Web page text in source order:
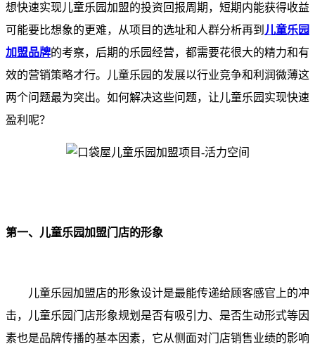
想快速实现儿童乐园加盟的投资回报周期，短期内能获得收益
可能要比想象的更难，从项目的选址和人群分析再到 儿童乐园
加盟品牌的考察，后期的乐园经营，都需要花很大的精力和有
效的营销策略才行。儿童乐园的发展以行业竞争和利润微薄这
两个问题最为突出。如何解决这些问题，让儿童乐园实现快速
盈利呢？
第一、儿童乐园加盟门店的形象
儿童乐园加盟店的形象设计是最能传递给顾客感官上的冲
击，儿童乐园门店形象规划是否有吸引力、是否生动形式等因
素也是品牌传播的基本因素，它从侧面对门店销售业绩的影响